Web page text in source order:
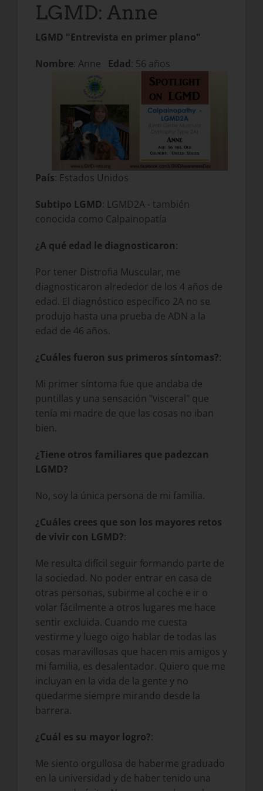
LGMD: Anne
LGMD "Entrevista en primer plano"
Nombre: Anne Edad: 56 años
País: Estados Unidos
Subtipo LGMD: LGMD2A - también
conocida como Calpainopatía
¿A qué edad le diagnosticaron:
Por tener Distrofia Muscular, me
diagnosticaron alrededor de los 4 años de
edad. El diagnóstico específico 2A no se
produjo hasta una prueba de ADN a la
edad de 46 años.
¿Cuáles fueron sus primeros síntomas?:
Mi primer síntoma fue que andaba de
puntillas y una sensación "visceral" que
tenía mi madre de que las cosas no iban
bien.
¿Tiene otros familiares que padezcan
LGMD?
No, soy la única persona de mi familia.
¿Cuáles crees que son los mayores retos
de vivir con LGMD?:
Me resulta difícil seguir formando parte de
la sociedad. No poder entrar en casa de
otras personas, subirme al coche e ir o
volar fácilmente a otros lugares me hace
sentir excluida. Cuando me cuesta
vestirme y luego oigo hablar de todas las
cosas maravillosas que hacen mis amigos y
mi familia, es desalentador. Quiero que me
incluyan en la vida de la gente y no
quedarme siempre mirando desde la
barrera.
¿Cuál es su mayor logro?:
Me siento orgullosa de haberme graduado
en la universidad y de haber tenido una